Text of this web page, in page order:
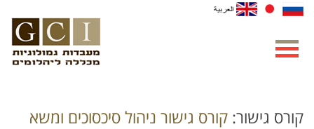
קורס גישור: קורס גישור ניהול סיכסוכים ומשא